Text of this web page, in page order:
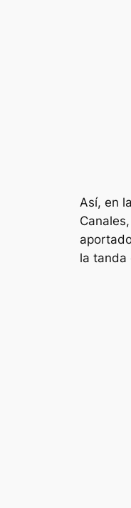
Así, en
la tanda